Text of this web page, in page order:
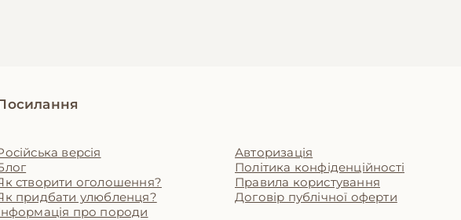
версія
створити оголошення?
придбати улюбленця?
про породи
Авторизація
Політика конфіденційності
Правила користування
Договір публічної оферти